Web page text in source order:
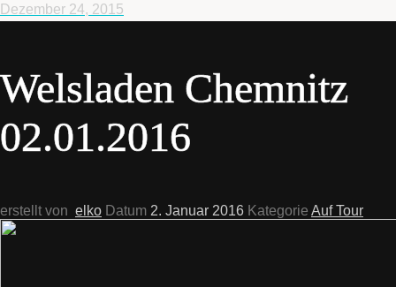
Dezember 24, 2015
Welsladen Chemnitz
02.01.2016
erstellt von elko Datum 2. Januar 2016 Kategorie Auf Tour